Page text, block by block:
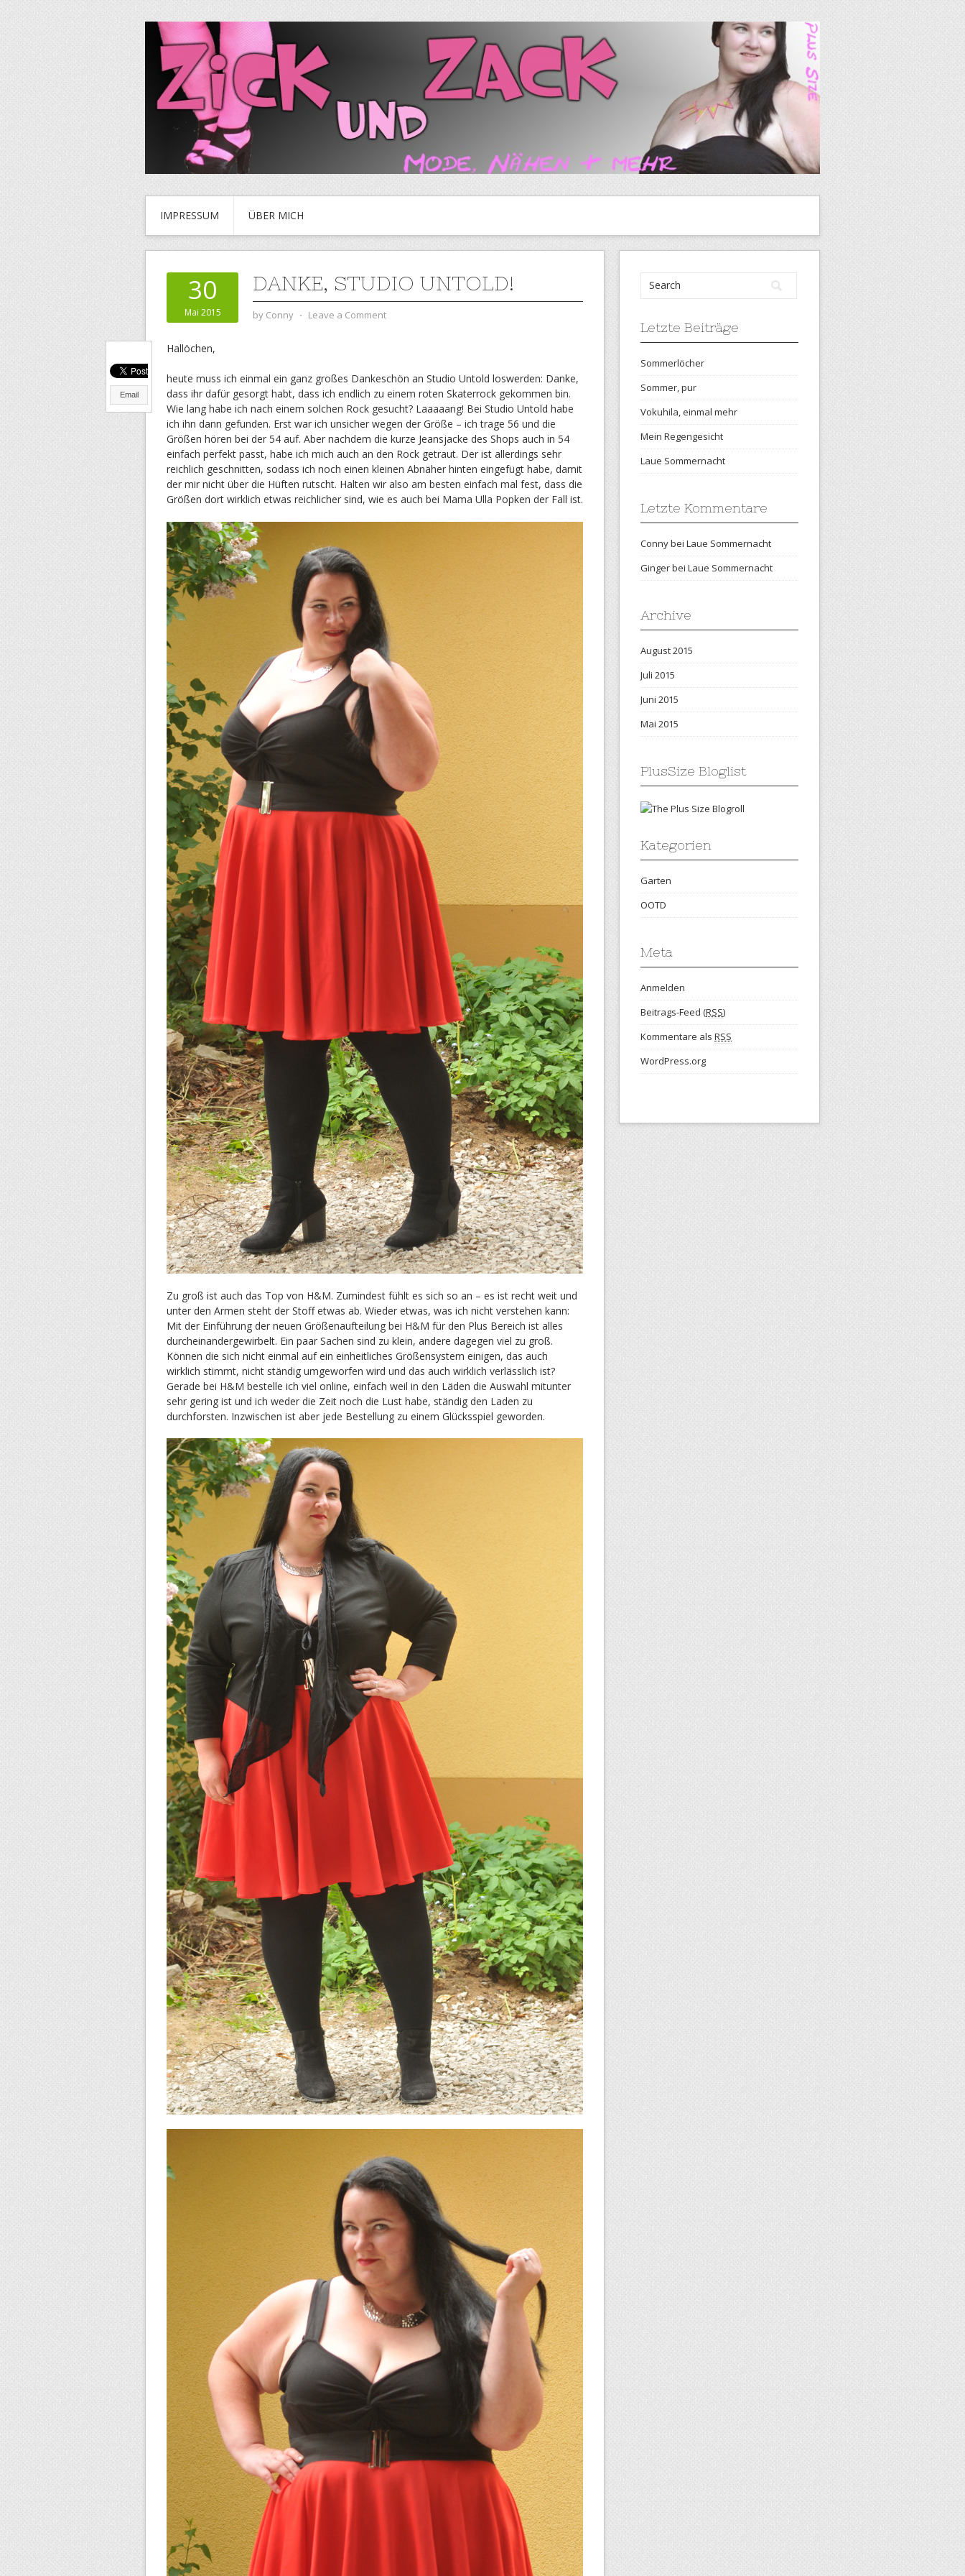
IMPRESSUM ÜBER MICH
30
Mai 2015
DANKE, STUDIO UNTOLD!
by Conny ⋅ Leave a Comment
Email
Hallöchen,
heute muss ich einmal ein ganz großes Dankeschön an Studio Untold loswerden: Danke,
dass ihr dafür gesorgt habt, dass ich endlich zu einem roten Skaterrock gekommen bin.
Wie lang habe ich nach einem solchen Rock gesucht? Laaaaang! Bei Studio Untold habe
ich ihn dann gefunden. Erst war ich unsicher wegen der Größe – ich trage 56 und die
Größen hören bei der 54 auf. Aber nachdem die kurze Jeansjacke des Shops auch in 54
einfach perfekt passt, habe ich mich auch an den Rock getraut. Der ist allerdings sehr
reichlich geschnitten, sodass ich noch einen kleinen Abnäher hinten eingefügt habe, damit
der mir nicht über die Hüften rutscht. Halten wir also am besten einfach mal fest, dass die
Größen dort wirklich etwas reichlicher sind, wie es auch bei Mama Ulla Popken der Fall ist.
Zu groß ist auch das Top von H&M. Zumindest fühlt es sich so an – es ist recht weit und
unter den Armen steht der Stoff etwas ab. Wieder etwas, was ich nicht verstehen kann:
Mit der Einführung der neuen Größenaufteilung bei H&M für den Plus Bereich ist alles
durcheinandergewirbelt. Ein paar Sachen sind zu klein, andere dagegen viel zu groß.
Können die sich nicht einmal auf ein einheitliches Größensystem einigen, das auch
wirklich stimmt, nicht ständig umgeworfen wird und das auch wirklich verlässlich ist?
Gerade bei H&M bestelle ich viel online, einfach weil in den Läden die Auswahl mitunter
sehr gering ist und ich weder die Zeit noch die Lust habe, ständig den Laden zu
durchforsten. Inzwischen ist aber jede Bestellung zu einem Glücksspiel geworden.
Letzte Beiträge
Sommerlöcher
Sommer, pur
Vokuhila, einmal mehr
Mein Regengesicht
Laue Sommernacht
Letzte Kommentare
Connybei Laue Sommernacht
Gingerbei Laue Sommernacht
Archive
August 2015
Juli 2015
Juni 2015
Mai 2015
PlusSize Bloglist
Kategorien
Garten
OOTD
Meta
Anmelden
Beitrags-Feed (RSS)
Kommentare als RSS
WordPress.org